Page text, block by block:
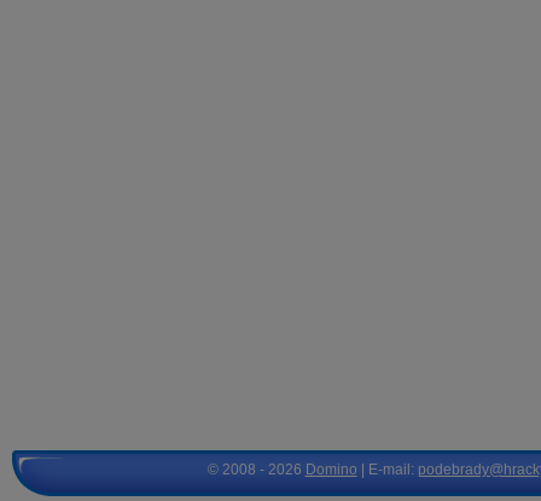
© 2008 - 2026 Domino | E-mail: